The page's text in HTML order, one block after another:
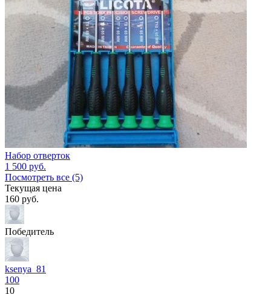
Набор отверток
1 500 руб.
Посмотреть все (5)
Текущая цена
160 руб.
Победитель
ksenya_81
100
10